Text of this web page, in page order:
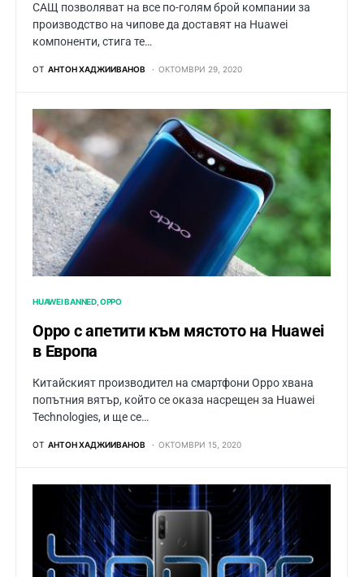
САЩ позволяват на все по-голям брой компании за
производство на чипове да доставят на Huawei
компоненти, стига те…
ОТ АНТОН ХАДЖИИВАНОВ ОКТОМВРИ 29, 2020
HUAWEI BANNED OPPO
Oppo с апетити към мястото на Huawei
в Европа
Китайският производител на смартфони Oppo хвана
попътния вятър, който се оказа насрещен за Huawei
Technologies, и ще се…
ОТ АНТОН ХАДЖИИВАНОВ ОКТОМВРИ 15, 2020